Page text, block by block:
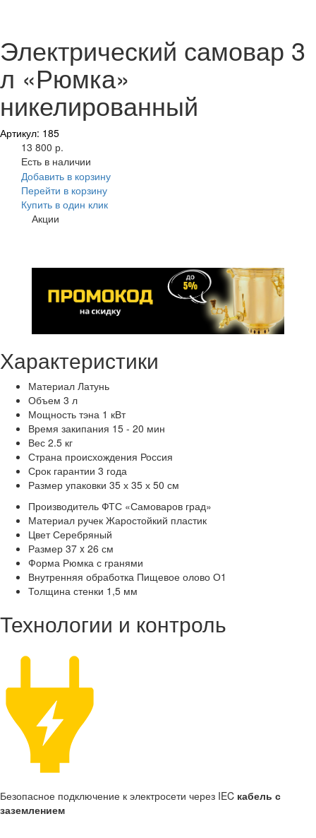
Электрический самовар 3
л «Рюмка»
никелированный
Артикул: 185
13 800 р.
Есть в наличии
Добавить в корзину
Перейти в корзину
Купить в один клик
Акции
Характеристики
Материал Латунь
Объем 3 л
Мощность тэна 1 кВт
Время закипания 15 - 20 мин
Вес 2.5 кг
Страна происхождения Россия
Срок гарантии 3 года
Размер упаковки 35 х 35 х 50 см
Производитель ФТС «Самоваров град»
Материал ручек Жаростойкий пластик
Цвет Серебряный
Размер 37 x 26 см
Форма Рюмка с гранями
Внутренняя обработка Пищевое олово О1
Толщина стенки 1,5 мм
Технологии и контроль
Безопасное подключение к электросети через IEC кабель с
заземлением